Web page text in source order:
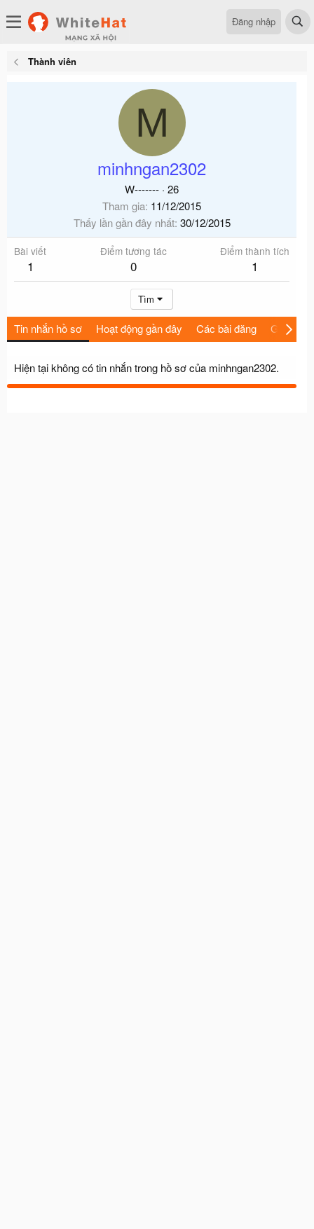
Đăng nhập
Thành viên
M
minhngan2302
W------- · 26
Tham gia 11/12/2015
Thấy lần gần đây nhất 30/12/2015
Bài viết
1
Điểm tương tác
0
Điểm thành tích
1
Tìm
Tin nhắn hồ sơ Hoạt động gần đây Các bài đăng Giới thiệu
Hiện tại không có tin nhắn trong hồ sơ của minhngan2302.